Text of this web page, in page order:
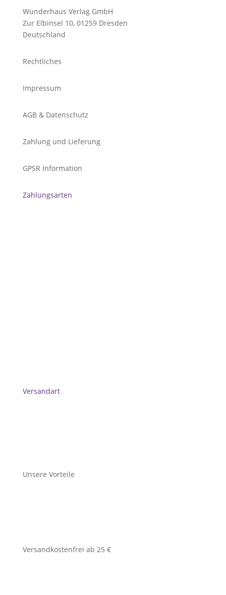
Wunderhaus Verlag GmbH
Zur Elbinsel 10, 01259 Dresden
Deutschland
Rechtliches
Impressum
AGB & Datenschutz
Zahlung und Lieferung
GPSR Information
Zahlungsarten
Versandart
Unsere Vorteile
Versandkostenfrei ab 25 €